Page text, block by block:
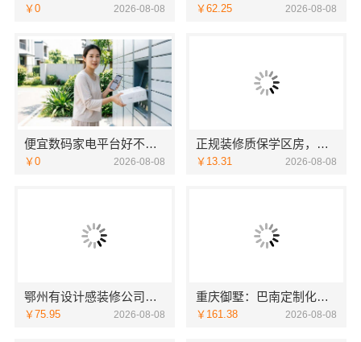
￥0 2026-08-08 ￥62.25 2026-08-08
便宜数码家电平台好不好：湖北省惠物电子商务有限公司
￥0 2026-08-08
正规装修质保学区房，浙江臻美新型建材有限公司保障孩子未来
￥13.31 2026-08-08
鄂州有设计感装修公司实景案例，湖北百年米莱
￥75.95 2026-08-08
重庆御墅：巴南定制化建房工期短
￥161.38 2026-08-08